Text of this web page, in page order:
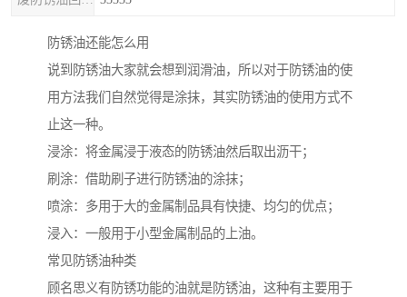
防锈油还能怎么用
说到防锈油大家就会想到润滑油，所以对于防锈油的使
用方法我们自然觉得是涂抹，其实防锈油的使用方式不
止这一种。
浸涂：将金属浸于液态的防锈油然后取出沥干；
刷涂：借助刷子进行防锈油的涂抹；
喷涂：多用于大的金属制品具有快捷、均匀的优点；
浸入：一般用于小型金属制品的上油。
常见防锈油种类
顾名思义有防锈功能的油就是防锈油，这种有主要用于